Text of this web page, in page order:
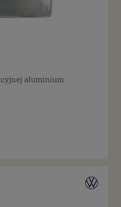
aluminium